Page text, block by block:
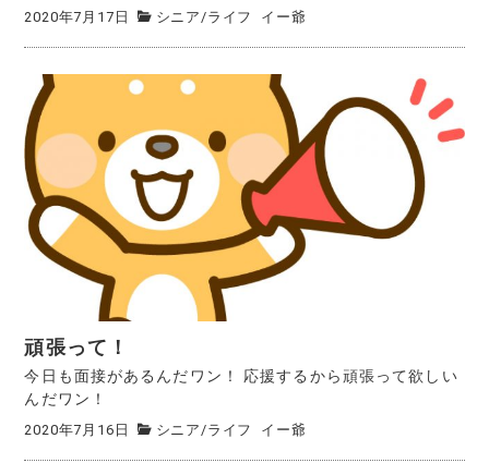
2020年7月17日 シニア/ライフ イー爺
頑張って！
今日も面接があるんだワン！ 応援するから頑張って欲しい
んだワン！
2020年7月16日 シニア /ライフ イー爺